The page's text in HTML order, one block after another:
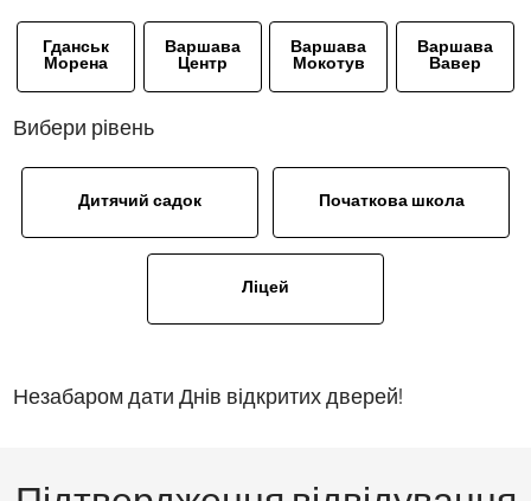
Гданськ
Морена
Варшава
Центр
Варшава
Мокотув
Варшава
Вавер
Вибери рівень
Дитячий садок Початкова школа
Ліцей
Незабаром дати Днів відкритих дверей!